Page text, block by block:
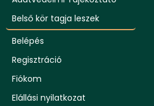
Belső kör tagja leszek
Belépés
Regisztráció
Fiókom
Elállási nyilatkozat